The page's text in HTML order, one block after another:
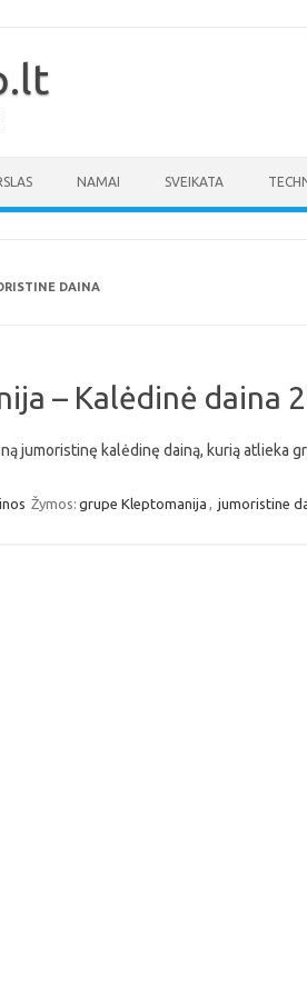
NAMAI SVEIKATA
DAINA
– Kalėdinė daina
jumoristinę kalėdinę dainą, kurią atlieka
Žymos: grupe Kleptomanija , jumoristine